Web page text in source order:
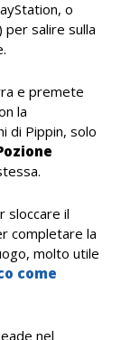
o
salire sulla
e premete
la
di Pippin, solo
sloccare il
completare la
molto utile
come
nel